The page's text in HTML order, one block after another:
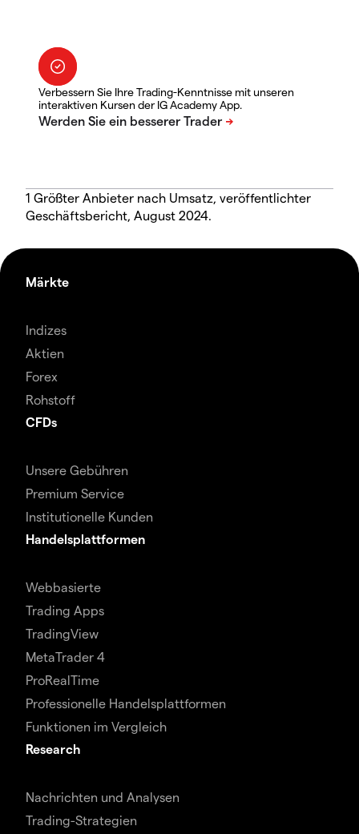
Verbessern Sie Ihre Trading-Kenntnisse mit unseren
interaktiven Kursen der IG Academy App.
1 Größter Anbieter nach Umsatz, veröffentlichter
Geschäftsbericht, August 2024.
Märkte
Indizes
Aktien
Forex
Rohstoff
CFDs
Unsere Gebühren
Premium Service
Institutionelle Kunden
Handelsplattformen
Webbasierte
Trading Apps
TradingView
MetaTrader 4
ProRealTime
Professionelle Handelsplattformen
Funktionen im Vergleich
Research
Nachrichten und Analysen
Trading-Strategien